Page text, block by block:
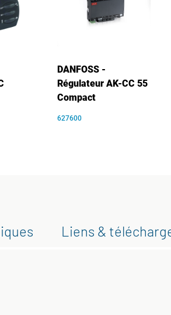
DANFOSS -
Régulateur AK-CC 55
Compact
627600
Liens &